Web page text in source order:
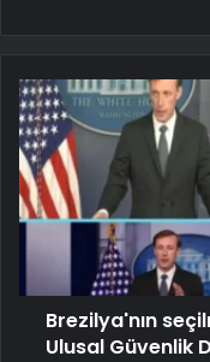
Brezilya'nın
Ulusal Güvenlik